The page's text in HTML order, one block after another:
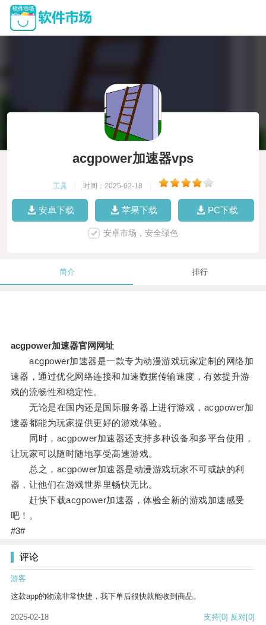
acgpower加速器vps
工具 时间：2025-02-18
安卓下载 苹果下载 PC下载
安卓市场，安全绿色
简介 排行
acgpower加速器官网网址
acgpower加速器是一款专为动漫游戏玩家定制的网络加
速器，通过优化网络连接和加速数据传输速度，有效提升游
戏的流畅性和稳定性。
无论是在国内还是国际服务器上进行游戏，acgpower加
速器都能为玩家提供更好的游戏体验。
同时，acgpower加速器还支持多种设备和多平台使用，
让玩家可以随时随地享受高速游戏。
总之，acgpower加速器是动漫游戏玩家不可或缺的利
器，让他们在游戏世界里畅快无比。
赶快下载acgpower加速器，体验全新的游戏加速感受
吧！。
#3#
评论
游客
这款app的物流非常快捷，我下单后很快就能收到商品。
2025-02-18 支持[0] 反对[0]